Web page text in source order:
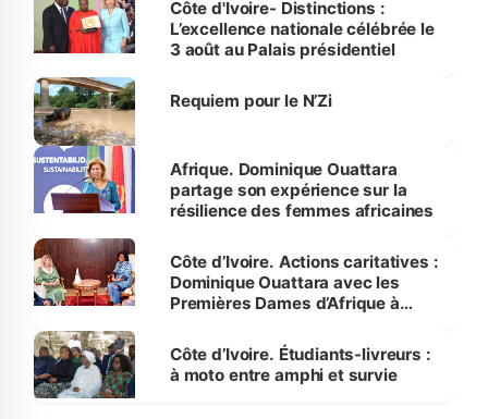
Côte d'Ivoire- Distinctions :
L’excellence nationale célébrée le
3 août au Palais présidentiel
Requiem pour le N’Zi
Afrique. Dominique Ouattara
partage son expérience sur la
résilience des femmes africaines
Côte d’Ivoire. Actions caritatives :
Dominique Ouattara avec les
Premières Dames d’Afrique à
Côte d’Ivoire. Étudiants-livreurs :
à moto entre amphi et survie